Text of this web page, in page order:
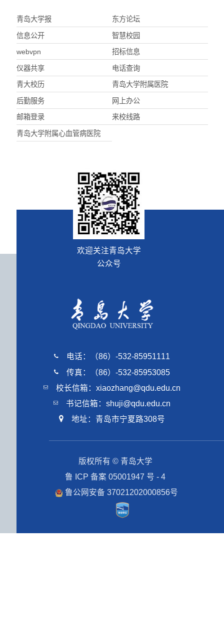
青岛大学报 东方论坛
信息公开 智慧校园
webvpn 招标信息
仪器共享 电话查询
青大校历 青岛大学附属医院
后勤服务 网上办公
邮箱登录 来校线路
青岛大学附属心血管病医院
欢迎关注青岛大学
公众号
电话：（86）-532-85951111
传真：（86）-532-85953085
校长信箱：xiaozhang@qdu.edu.cn
书记信箱：shuji@qdu.edu.cn
地址：青岛市宁夏路308号
版权所有 © 青岛大学
鲁 ICP 备案 05001947 号 - 4
鲁公网安备 37021202000856号